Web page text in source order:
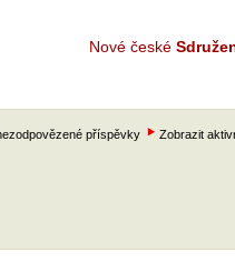
Nové české
příspěvky Zobrazit